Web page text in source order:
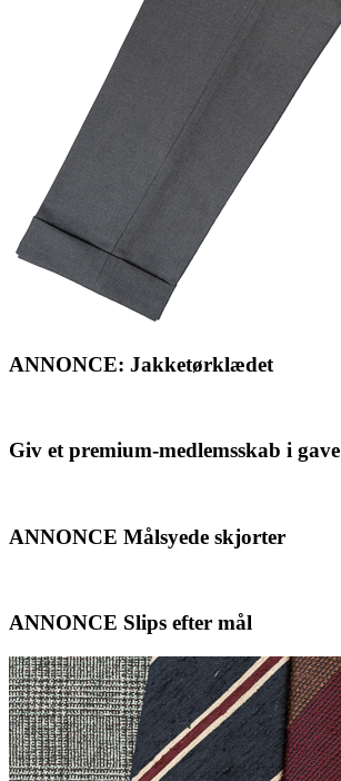
ANNONCE: Jakketørklædet
Giv et premium-medlemsskab i gave
ANNONCE Målsyede skjorter
ANNONCE Slips efter mål